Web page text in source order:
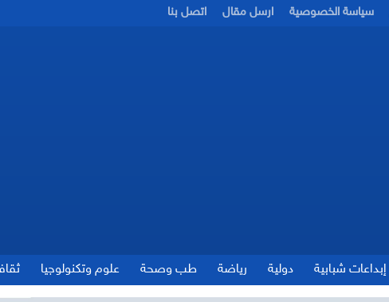
سياسة الخصوصية ارسل مقال اتصل بنا
إبداعات شبابية دولية رياضة طب وصحة علوم وتكنولوجيا